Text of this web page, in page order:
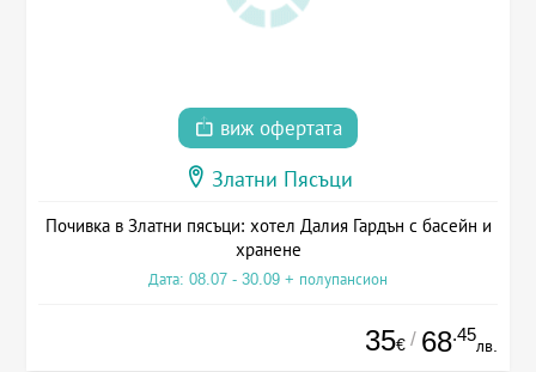
виж офертата
Златни Пясъци
Почивка в Златни пясъци: хотел Далия Гардън с басейн и
хранене
Дата: 08.07 - 30.09 + полупансион
35€ / 68.45
лв.